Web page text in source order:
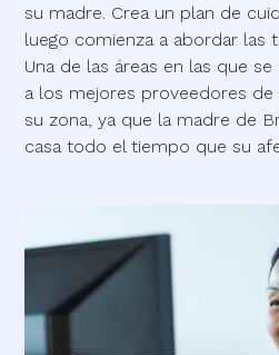
su madre. Crea un plan de
luego comienza a abordar las
Una de las áreas en las que
a los mejores proveedores
su zona, ya que la madre de
casa todo el tiempo que su